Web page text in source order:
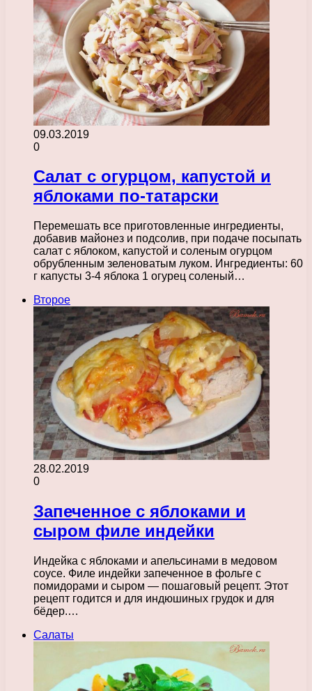
09.03.2019
0
Салат с огурцом, капустой и
яблоками по-татарски
Перемешать все приготовленные ингредиенты,
добавив майонез и подсолив, при подаче посыпать
салат с яблоком, капустой и соленым огурцом
обрубленным зеленоватым луком. Ингредиенты: 60
г капусты 3-4 яблока 1 огурец соленый…
Второе
28.02.2019
0
Запеченное с яблоками и
сыром филе индейки
Индейка с яблоками и апельсинами в медовом
соусе. Филе индейки запеченное в фольге с
помидорами и сыром — пошаговый рецепт. Этот
рецепт годится и для индюшиных грудок и для
бёдер.…
Салаты